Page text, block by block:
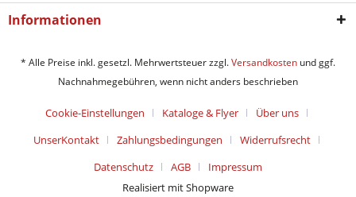
Informationen
* Alle Preise inkl. gesetzl. Mehrwertsteuer zzgl.Versandkosten und ggf.
Nachnahmegebühren, wenn nicht anders beschrieben
Cookie-Einstellungen Kataloge & Flyer
Über uns
UnserKontakt
Zahlungsbedingungen
Widerrufsrecht
Datenschutz
AGB
Impressum
Realisiert mit Shopware